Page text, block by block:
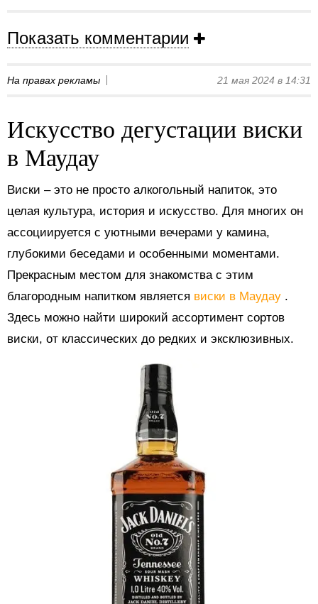
Показать комментарии
На правах рекламы 21 мая 2024 в 14:31
Искусство дегустации виски
в Маудау
Виски – это не просто алкогольный напиток, это
целая культура, история и искусство. Для многих он
ассоциируется с уютными вечерами у камина,
глубокими беседами и особенными моментами.
Прекрасным местом для знакомства с этим
благородным напитком является виски в Маудау .
Здесь можно найти широкий ассортимент сортов
виски, от классических до редких и эксклюзивных.